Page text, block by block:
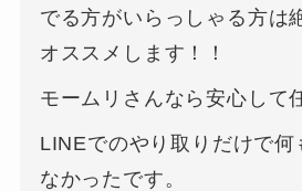
でる方がいらっしゃる方は
オススメします！！
モームリさんなら安心して
LINEでのやり取りだけで何
なかったです。